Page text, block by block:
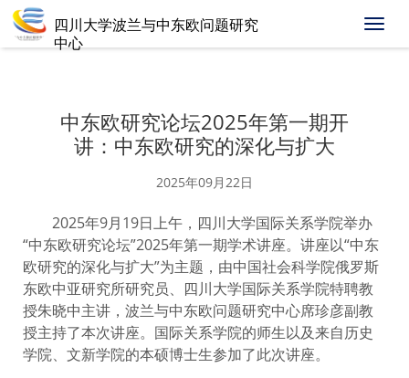
下
拉
四川大学波兰与中东欧问题研究
中心
中东欧研究论坛2025年第一期开
讲：中东欧研究的深化与扩大
2025年09月22日
2025年9月19日上午，四川大学国际关系学院举办
“中东欧研究论坛”2025年第一期学术讲座。讲座以“中东
欧研究的深化与扩大”为主题，由中国社会科学院俄罗斯
东欧中亚研究所研究员、四川大学国际关系学院特聘教
授朱晓中主讲，波兰与中东欧问题研究中心席珍彦副教
授主持了本次讲座。国际关系学院的师生以及来自历史
学院、文新学院的本硕博士生参加了此次讲座。